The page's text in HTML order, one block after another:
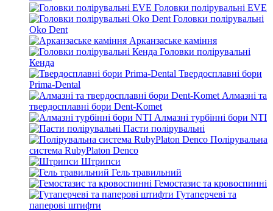
Головки полірувальні EVE
Головки полірувальні
Oko Dent
Арканзаське каміння
Головки полірувальні
Кенда
Твердосплавні бори
Prima-Dental
Алмазні та
твердосплавні бори Dent-Komet
Алмазні турбінні бори NTI
Пасти полірувальні
Полірувальна
система RubyPlaton Denco
Штрипси
Гель травильний
Гемостазис та кровоспинні
Гутаперчеві та
паперові штифти